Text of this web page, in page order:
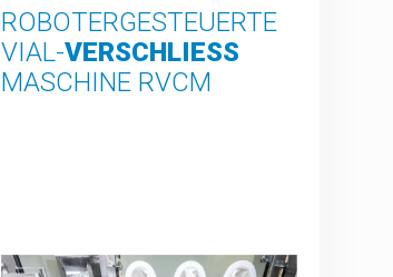
ROBOTERGESTEUERTE
VIAL-VERSCHLIESS
MASCHINE RVCM